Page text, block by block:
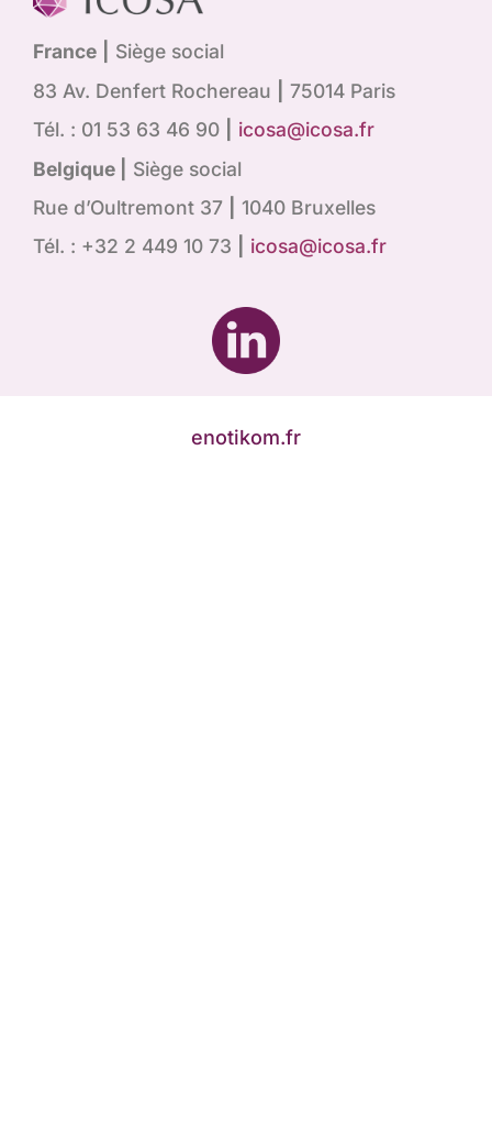
France
Siège social
83 Av. Denfert Rochereau
75014 Paris
Tél. : 01 53 63 46 90
icosa@icosa.fr
Belgique |
Siège social
Rue d’Oultremont 37
1040 Bruxelles
Tél. : +32 2 449 10 73
icosa@icosa.fr
enotikom.fr